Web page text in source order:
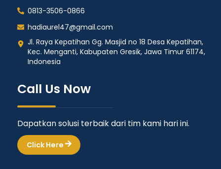
0813-3506-0866
hadiaurel47@gmail.com
Jl. Raya Kepatihan Gg. Masjid no 18 Desa Kepatihan,
Kec. Menganti, Kabupaten Gresik, Jawa Timur 61174,
Indonesia
Call Us Now
Dapatkan solusi terbaik dari tim kami hari ini.
Click Here